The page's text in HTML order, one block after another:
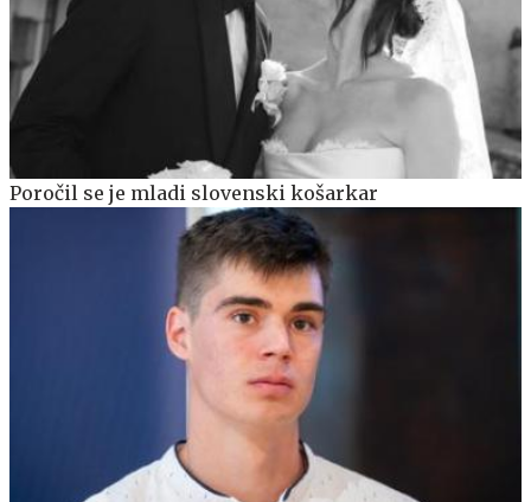
Poročil se je mladi slovenski košarkar